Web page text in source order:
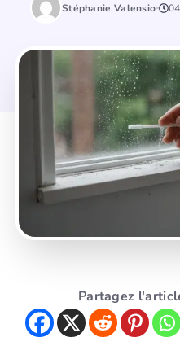
Stéphanie Valensio
Partagez